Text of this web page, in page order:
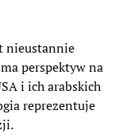
nieustannie
perspektyw na
i ich arabskich
reprezentuje